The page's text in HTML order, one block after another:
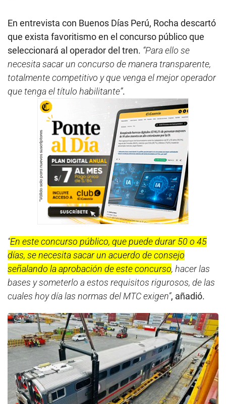
En entrevista con Buenos Días Perú, Rocha descartó
que exista favoritismo en el concurso público que
seleccionará al operador del tren. “Para ello se
necesita sacar un concurso de manera transparente,
totalmente competitivo y que venga el mejor operador
que tenga el título habilitante”.
“En este concurso público, que puede durar 50 o 45
días, se necesita sacar un acuerdo de consejo
señalando la aprobación de este concurso, hacer las
bases y someterlo a estos requisitos rigurosos, de las
cuales hoy día las normas del MTC exigen”, añadió.